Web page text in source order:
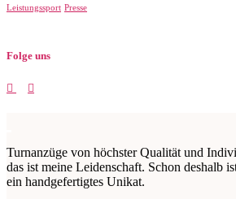
Leistungssport Presse
Folge uns
Turnanzüge von höchster Qualität und
das ist meine Leidenschaft. Schon deshalb
ein handgefertigtes Unikat.